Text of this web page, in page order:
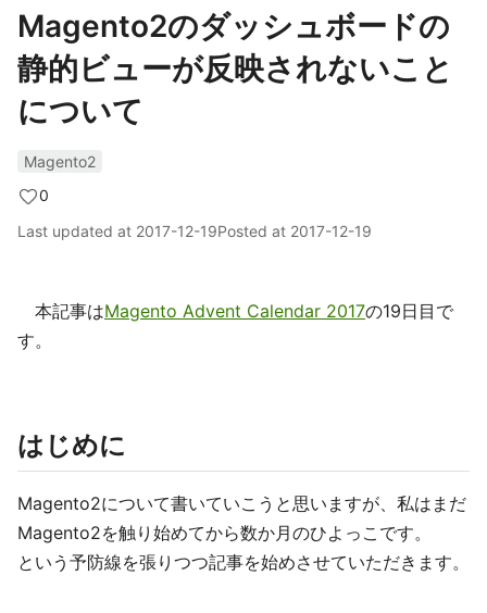
Magento2のダッシュボードの
静的ビューが反映されないこと
について
Magento2
0
Last updated at 2017-12-19Posted at 2017-12-19
本記事はMagento Advent Calendar 2017の19日目で
す。
はじめに
Magento2について書いていこうと思いますが、私はまだ
Magento2を触り始めてから数か月のひよっこです。
という予防線を張りつつ記事を始めさせていただきます。